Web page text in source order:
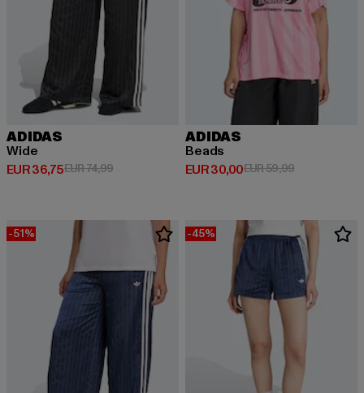
ADIDAS
Wide
EUR 36,75
Derzeitiger Preis: EUR 36,75
EUR 74,99Aktionspreis: EUR 74,99
ADIDAS
Beads
EUR 30,00
Derzeitiger Preis: EUR 30,00
EUR 59,99Aktionspreis:
-51% -45%